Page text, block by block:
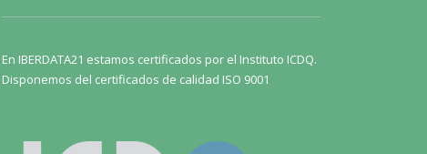
En IBERDATA21 estamos certificados por el Instituto ICDQ.
Disponemos del certificados de calidad ISO 9001